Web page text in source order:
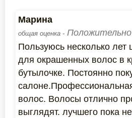
Марина
общая оценка - Положительно
Пользуюсь несколько
для окрашенных волос в
бутылочке. Постоянно
волос. Волосы отлично
выглядят. лучшего пока